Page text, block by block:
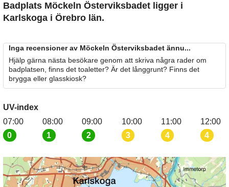
Badplats Möckeln Österviksbadet ligger i
Karlskoga i Örebro län.
Inga recensioner av Möckeln Österviksbadet ännu...
Hjälp gärna nästa besökare genom att skriva några rader om
badplatsen, finns det toaletter? Är det långgrunt? Finns det
brygga eller glasskiosk?
UV-index
07:00
0
08:00
1
09:00
2
10:00
3
11:00
4
12:00
4